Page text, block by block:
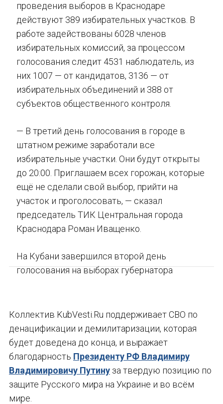
проведения выборов в Краснодаре
действуют 389 избирательных участков. В
работе задействованы 6028 членов
избирательных комиссий, за процессом
голосования следит 4531 наблюдатель, из
них 1007 — от кандидатов, 3136 — от
избирательных объединений и 388 от
субъектов общественного контроля.
— В третий день голосования в городе в
штатном режиме заработали все
избирательные участки. Они будут открыты
до 20:00. Приглашаем всех горожан, которые
ещё не сделали свой выбор, прийти на
участок и проголосовать, — сказал
председатель ТИК Центральная города
Краснодара Роман Иващенко.
На Кубани завершился второй день
голосования на выборах губернатора
Коллектив KubVesti.Ru поддерживает СВО по
денацификации и демилитаризации, которая
будет доведена до конца, и выражает
благодарность Президенту РФ Владимиру
Владимировичу Путину за твердую позицию по
защите Русского мира на Украине и во всём
мире.